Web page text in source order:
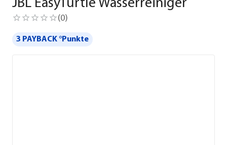
JBL EasyTurtle Wasserreiniger
(0)
3 PAYBACK °Punkte